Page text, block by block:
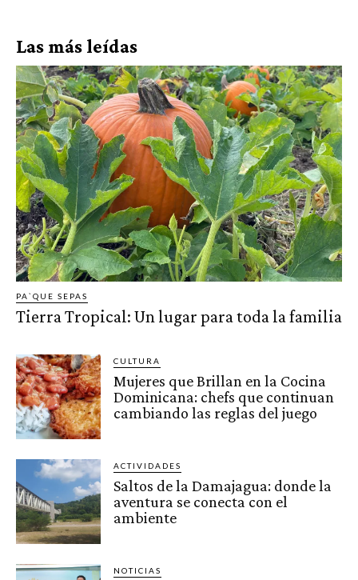
Las más leídas
PA`QUE SEPAS
Tierra Tropical: Un lugar para toda la familia
CULTURA
Mujeres que Brillan en la Cocina
Dominicana: chefs que continuan
cambiando las reglas del juego
ACTIVIDADES
Saltos de la Damajagua: donde la
aventura se conecta con el
ambiente
NOTICIAS